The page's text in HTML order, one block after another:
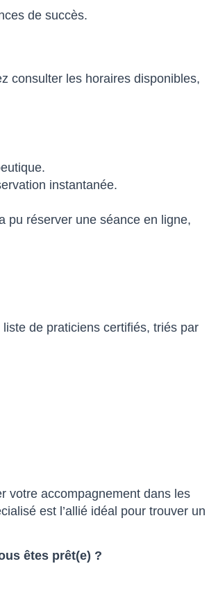
de succès.
consulter les horaires disponibles,
instantanée.
pu réserver une séance en ligne,
de praticiens certifiés, triés par
votre accompagnement dans les
est l’allié idéal pour trouver un
êtes prêt(e) ?